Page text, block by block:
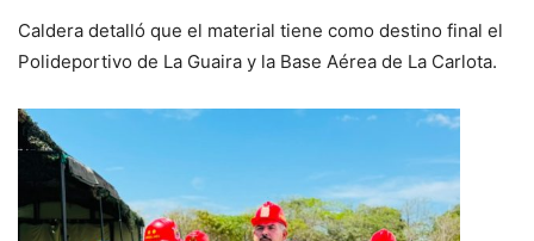
Caldera detalló que el material tiene como destino final el
Polideportivo de La Guaira y la Base Aérea de La Carlota.